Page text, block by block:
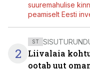
suuremahulise
peamiselt Eesti
2
ST
Liivalaia
ootab uut